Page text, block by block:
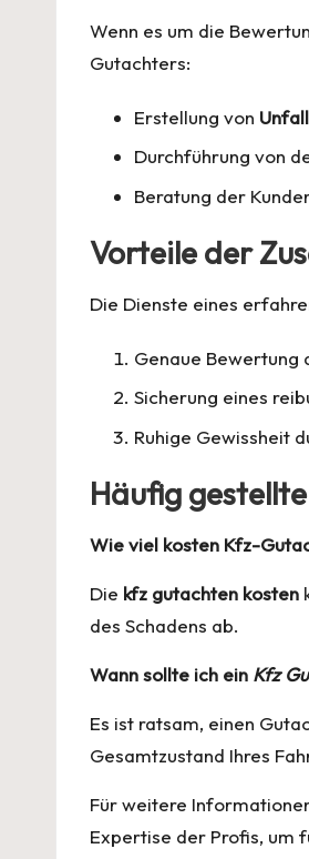
Wenn es um die
Gutachters:
Erstellung von
Durchführung von
Beratung der
Vorteile der
Die Dienste eines
Genaue Bewertung
Sicherung eines
Ruhige Gewissheit
Häufig
Wie viel kosten Kfz-
Die kfz gutachten kosten
des Schadens ab.
Wann sollte ich ein Kfz
Es ist ratsam, einen
Gesamtzustand Ihres
Für weitere
Expertise der Profis, um